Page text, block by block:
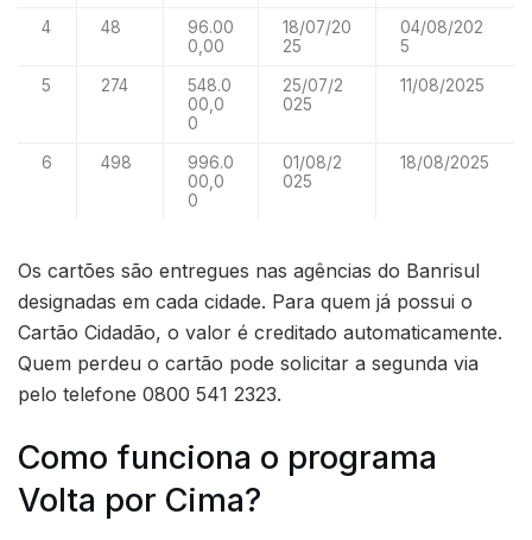
4 48
96.00
0,00
18/07/20
25
04/08/202
5
5 274
548.0
00,0
0
25/07/2
025
11/08/2025
6 498
996.0
00,0
0
01/08/2
025
18/08/2025
Os cartões são entregues nas agências do Banrisul
designadas em cada cidade. Para quem já possui o
Cartão Cidadão, o valor é creditado automaticamente.
Quem perdeu o cartão pode solicitar a segunda via
pelo telefone 0800 541 2323.
Como funciona o programa
Volta por Cima?